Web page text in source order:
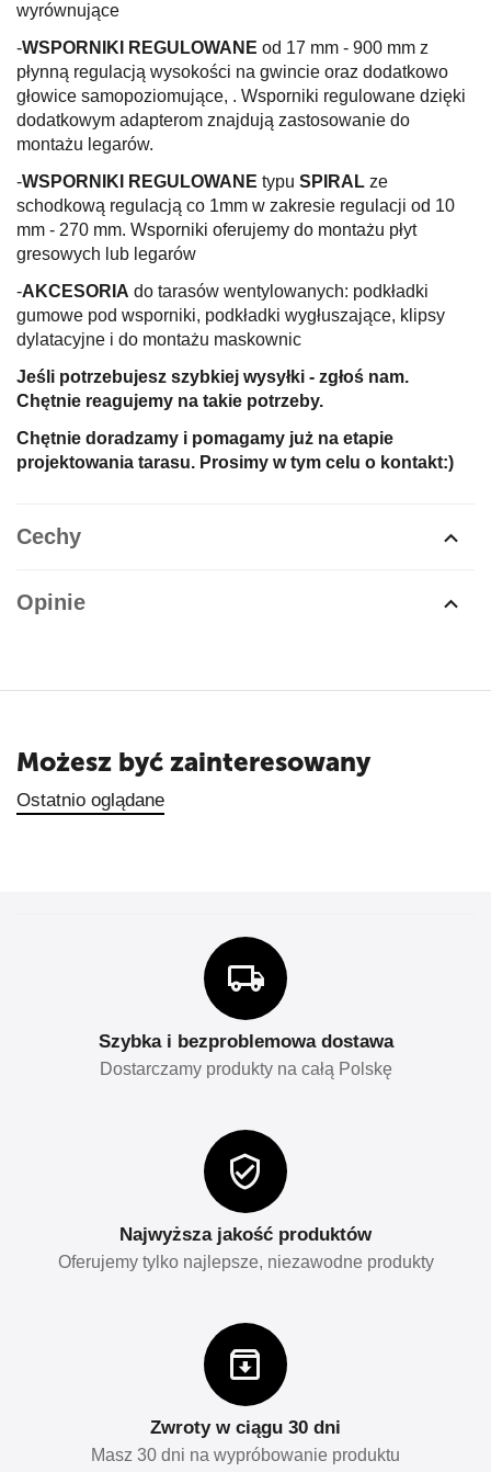
wyrównujące
-WSPORNIKI REGULOWANE od 17 mm - 900 mm z
płynną regulacją wysokości na gwincie oraz dodatkowo
głowice samopoziomujące, . Wsporniki regulowane dzięki
dodatkowym adapterom znajdują zastosowanie do
montażu legarów.
-WSPORNIKI REGULOWANE typu SPIRAL ze
schodkową regulacją co 1mm w zakresie regulacji od 10
mm - 270 mm. Wsporniki oferujemy do montażu płyt
gresowych lub legarów
-AKCESORIA do tarasów wentylowanych: podkładki
gumowe pod wsporniki, podkładki wygłuszające, klipsy
dylatacyjne i do montażu maskownic
Jeśli potrzebujesz szybkiej wysyłki - zgłoś nam.
Chętnie reagujemy na takie potrzeby.
Chętnie doradzamy i pomagamy już na etapie
projektowania tarasu. Prosimy w tym celu o kontakt:)
Cechy
Opinie
Możesz być zainteresowany
Ostatnio oglądane
Szybka i bezproblemowa dostawa
Dostarczamy produkty na całą Polskę
Najwyższa jakość produktów
Oferujemy tylko najlepsze, niezawodne produkty
Zwroty w ciągu 30 dni
Masz 30 dni na wypróbowanie produktu